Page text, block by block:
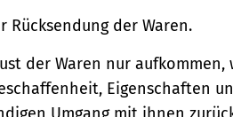
der Waren.
der Waren nur aufkommen,
Eigenschaften